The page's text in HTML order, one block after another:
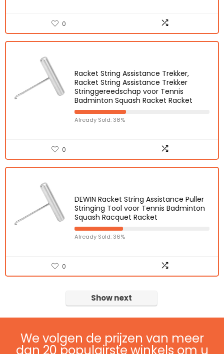
0
Racket String Assistance Trekker,
Racket String Assistance Trekker
Stringgereedschap voor Tennis
Badminton Squash Racket Racket
Already Sold: 38%
0
DEWIN Racket String Assistance Puller
Stringing Tool voor Tennis Badminton
Squash Racquet Racket
Already Sold: 36%
0
Show next
We volgen de prijzen van meer
dan 20 populairste winkels om u